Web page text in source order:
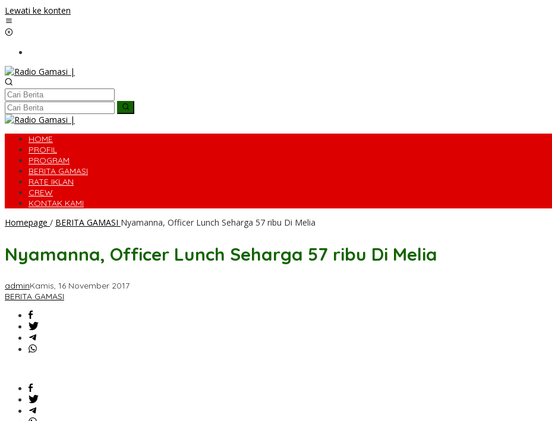
Lewati ke konten
HOME
PROFIL
PROGRAM
BERITA GAMASI
RATE IKLAN
CREW
KONTAK KAMI
Homepage / BERITA GAMASI Nyamanna, Officer Lunch Seharga 57 ribu Di Melia
Nyamanna, Officer Lunch Seharga 57 ribu Di Melia
adminKamis, 16 November 2017
BERITA GAMASI